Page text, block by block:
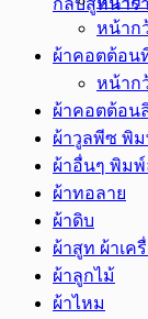
กลับสู่หน้าร้
me
หน้าก
ผ้าคอตต้อน
หน้าก
ผ้าคอตต้อน
ผ้าวูลพีซ พิ
ผ้าอื่นๆ พิมพ์
ผ้าทอลาย
ผ้าดิบ
ผ้าสูท ผ้าเค
ผ้าลูกไม้
ผ้าไหม